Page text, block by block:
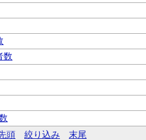
数
頭 絞り込み 末尾